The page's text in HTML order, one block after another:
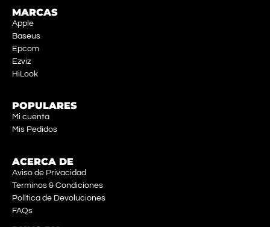
MARCAS
Apple
Baseus
Epcom
Ezviz
HiLook
POPULARES
Mi cuenta
Mis Pedidos
ACERCA DE
Aviso de Privacidad
Terminos & Condiciones
Política de Devoluciones
FAQs